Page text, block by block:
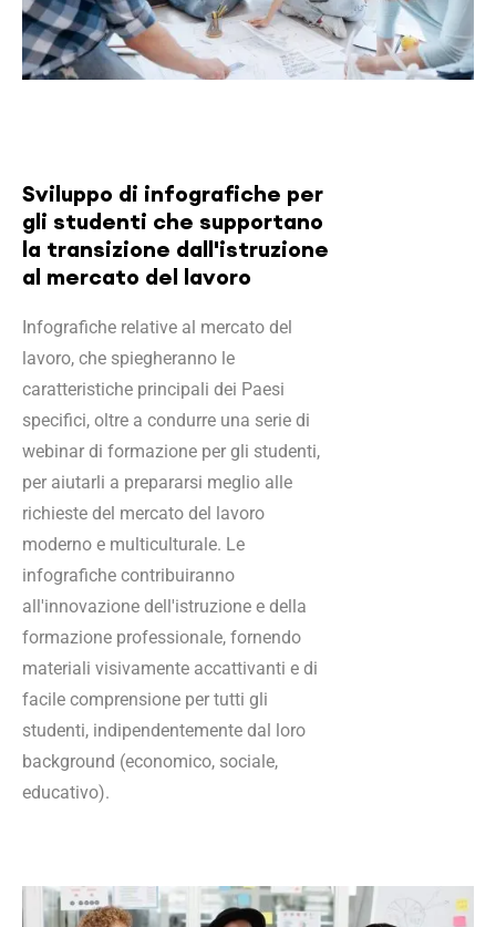
Sviluppo di infografiche per
gli studenti che supportano
la transizione dall'istruzione
al mercato del lavoro
Infografiche relative al mercato del
lavoro, che spiegheranno le
caratteristiche principali dei Paesi
specifici, oltre a condurre una serie di
webinar di formazione per gli studenti,
per aiutarli a prepararsi meglio alle
richieste del mercato del lavoro
moderno e multiculturale. Le
infografiche contribuiranno
all'innovazione dell'istruzione e della
formazione professionale, fornendo
materiali visivamente accattivanti e di
facile comprensione per tutti gli
studenti, indipendentemente dal loro
background (economico, sociale,
educativo).